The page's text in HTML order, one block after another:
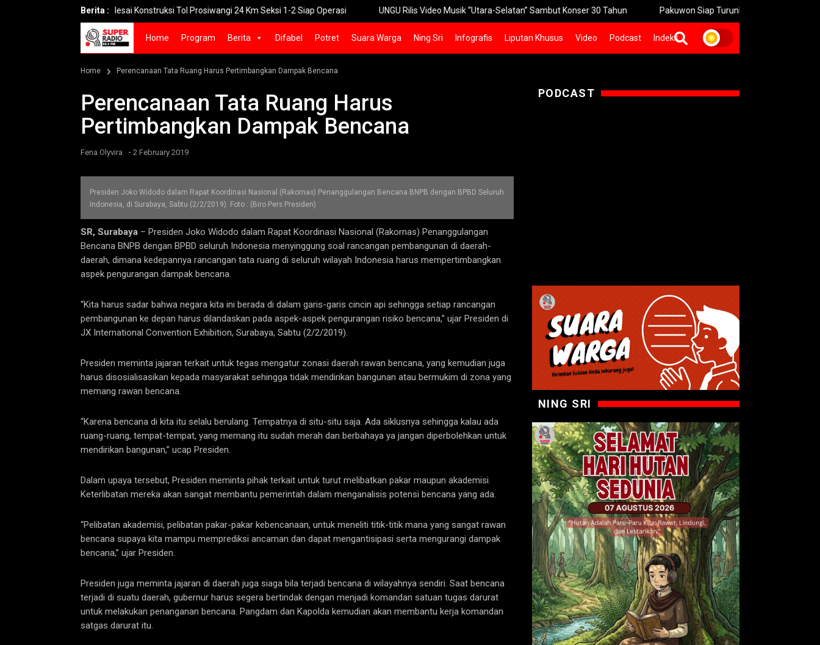
Berita :
Selesai Konstruksi Tol Prosiwangi 24 Km Seksi 1-2 Siap Operasi UNGU Rilis Video Musik “Utara-Selatan” Sambut Konser 30 Tahun Pakuwon Siap Turunkan Tinggi Pagar Mal Ikuti
Home Program Berita Difabel Potret Suara Warga Ning Sri Infografis Liputan Khusus Video Podcast Indeks
Home Perencanaan Tata Ruang Harus Pertimbangkan Dampak Bencana
Perencanaan Tata Ruang Harus
Pertimbangkan Dampak Bencana
Fena Olyvira - 2 February 2019
Presiden Joko Widodo dalam Rapat Koordinasi Nasional (Rakornas) Penanggulangan Bencana BNPB dengan BPBD Seluruh
Indonesia, di Surabaya, Sabtu (2/2/2019). Foto : (Biro Pers Presiden)
SR, Surabaya – Presiden Joko Widodo dalam Rapat Koordinasi Nasional (Rakornas) Penanggulangan
Bencana BNPB dengan BPBD seluruh Indonesia menyinggung soal rancangan pembangunan di daerah-
daerah, dimana kedepannya rancangan tata ruang di seluruh wilayah Indonesia harus mempertimbangkan
aspek pengurangan dampak bencana.
“Kita harus sadar bahwa negara kita ini berada di dalam garis-garis cincin api sehingga setiap rancangan
pembangunan ke depan harus dilandaskan pada aspek-aspek pengurangan risiko bencana,” ujar Presiden di
JX International Convention Exhibition, Surabaya, Sabtu (2/2/2019).
Presiden meminta jajaran terkait untuk tegas mengatur zonasi daerah rawan bencana, yang kemudian juga
harus disosialisasikan kepada masyarakat sehingga tidak mendirikan bangunan atau bermukim di zona yang
memang rawan bencana.
“Karena bencana di kita itu selalu berulang. Tempatnya di situ-situ saja. Ada siklusnya sehingga kalau ada
ruang-ruang, tempat-tempat, yang memang itu sudah merah dan berbahaya ya jangan diperbolehkan untuk
mendirikan bangunan,” ucap Presiden.
Dalam upaya tersebut, Presiden meminta pihak terkait untuk turut melibatkan pakar maupun akademisi.
Keterlibatan mereka akan sangat membantu pemerintah dalam menganalisis potensi bencana yang ada.
“Pelibatan akademisi, pelibatan pakar-pakar kebencanaan, untuk meneliti titik-titik mana yang sangat rawan
bencana supaya kita mampu memprediksi ancaman dan dapat mengantisipasi serta mengurangi dampak
bencana,” ujar Presiden.
Presiden juga meminta jajaran di daerah juga siaga bila terjadi bencana di wilayahnya sendiri. Saat bencana
terjadi di suatu daerah, gubernur harus segera bertindak dengan menjadi komandan satuan tugas darurat
untuk melakukan penanganan bencana. Pangdam dan Kapolda kemudian akan membantu kerja komandan
satgas darurat itu.
PODCAST
NING SRI